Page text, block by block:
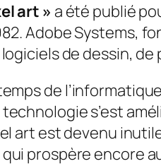
art » a été publié
Adobe Systems,
de dessin,
de
s’est
art est devenu
prospère encore